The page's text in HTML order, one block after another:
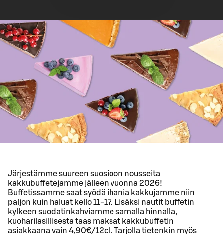
Järjestämme suureen suosioon nousseita
kakkubuffetejamme jälleen vuonna 2026!
Buffetissamme saat syödä ihania kakkujamme niin
paljon kuin haluat kello 11-17. Lisäksi nautit buffetin
kylkeen suodatinkahviamme samalla hinnalla,
kuoharilasillisesta taas maksat kakkubuffetin
asiakkaana vain 4,90€/12cl. Tarjolla tietenkin myös